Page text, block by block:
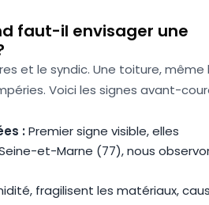
faut-il envisager une
et le syndic. Une toiture, même
Voici les signes avant-
:Premier signe visible, elles
et-Marne (77), nous
fragilisent les matériaux,